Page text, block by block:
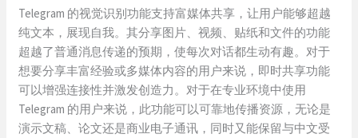
Telegram 的视觉识别功能支持富媒体共享，让用户能够超越
纯文本，展现自我。其分享图片、视频、贴纸和文件的功能
超越了普通消息传递的预期，使每次对话都生动有趣。对于
想要分享丰富经验或多媒体内容的用户来说，即时共享功能
可以增强连接性并激发创造力。对于在专业环境中使用
Telegram 的用户来说，此功能可以可靠地传播资源，无论是
演示文稿、论文还是商业电子通讯，同时又能保留与中文受